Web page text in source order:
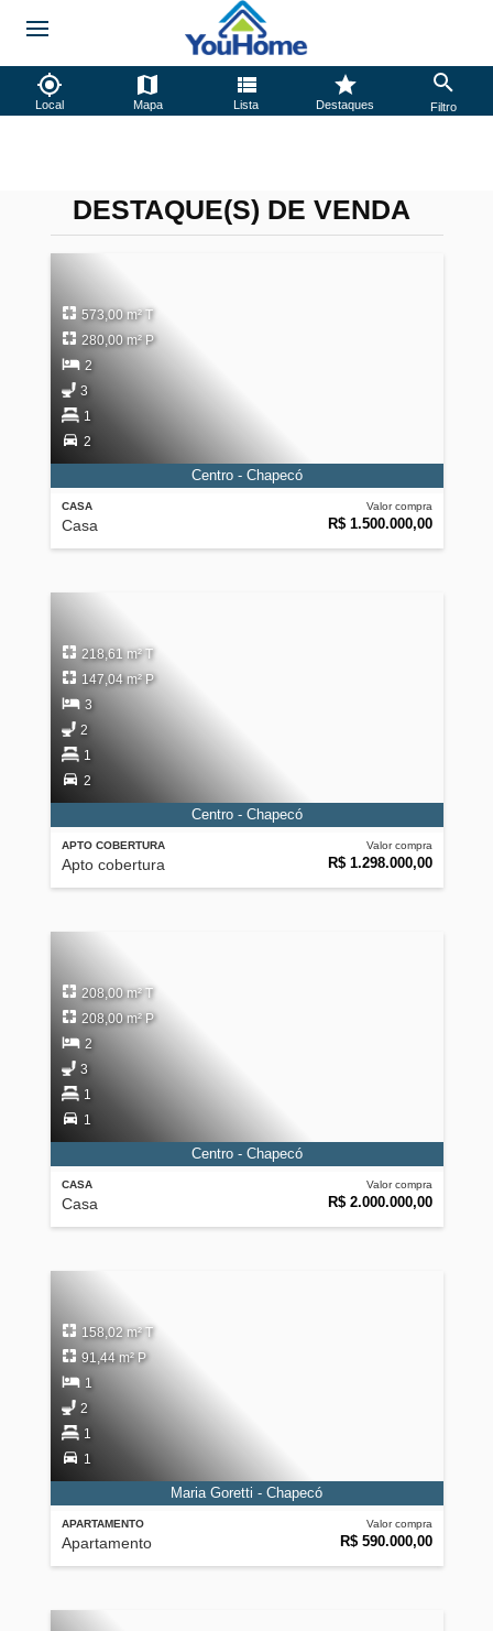
Local Mapa Lista Destaques Filtro
DESTAQUE(S) DE VENDA
CASA
Casa
Valor compra
R$ 1.500.000,00
573,00 m² T
280,00 m² P
2
3
1
2
Centro - Chapecó
APTO COBERTURA
Apto cobertura
Valor compra
R$ 1.298.000,00
218,61 m² T
147,04 m² P
3
2
1
2
Centro - Chapecó
CASA
Casa
Valor compra
R$ 2.000.000,00
208,00 m² T
208,00 m² P
2
3
1
1
Centro - Chapecó
APARTAMENTO
Apartamento
Valor compra
R$ 590.000,00
158,02 m² T
91,44 m² P
1
2
1
1
Maria Goretti - Chapecó